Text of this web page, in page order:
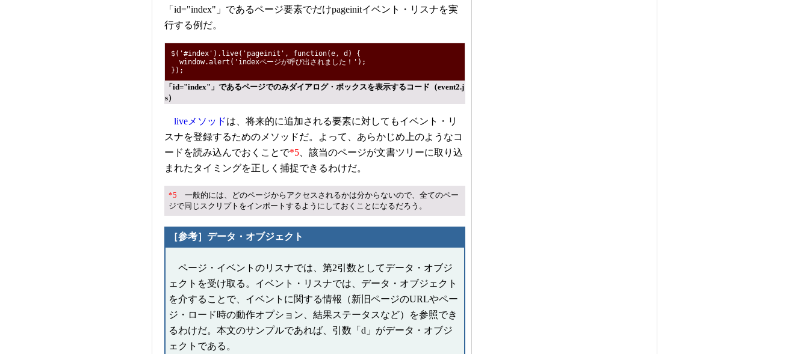
「id="index"」であるページ要素でだけpageinitイベント・リスナを実
行する例だ。
$('#index').live('pageinit', function(e, d) {
window.alert('indexページが呼び出されました！');
});
「id="index"」であるページでのみダイアログ・ボックスを表示するコード（event2.j
s）
liveメソッドは、将来的に追加される要素に対してもイベント・リ
スナを登録するためのメソッドだ。よって、あらかじめ上のようなコ
ードを読み込んでおくことで*5 、該当のページが文書ツリーに取り込
まれたタイミングを正しく捕捉できるわけだ。
*5 一般的には、どのページからアクセスされるかは分からないので、全てのペー
ジで同じスクリプトをインポートするようにしておくことになるだろう。
［参考］データ・オブジェクト
ページ・イベントのリスナでは、第2引数としてデータ・オブジ
ェクトを受け取る。イベント・リスナでは、データ・オブジェクト
を介することで、イベントに関する情報（新旧ページのURLやペー
ジ・ロード時の動作オプション、結果ステータスなど）を参照でき
るわけだ。本文のサンプルであれば、引数「d」がデータ・オブジ
ェクトである。